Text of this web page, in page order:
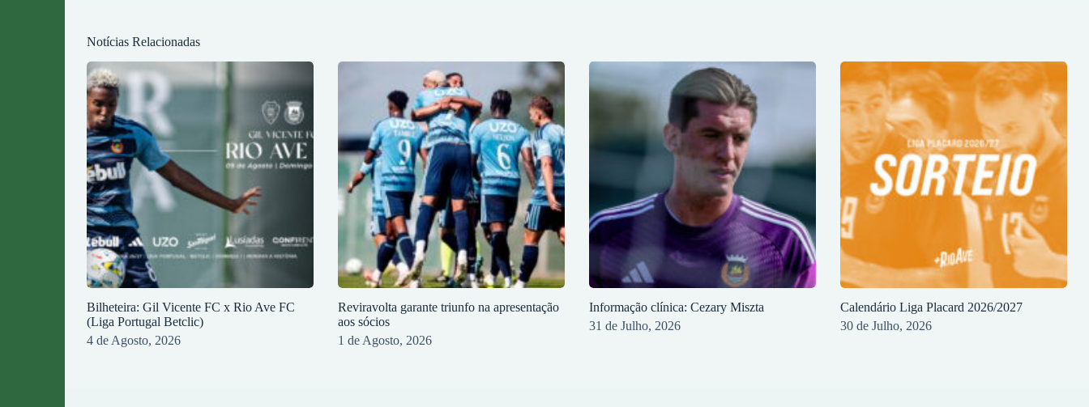
Notícias Relacionadas
Bilheteira: Gil Vicente FC x Rio Ave FC
(Liga Portugal Betclic)
4 de Agosto, 2026
Reviravolta garante triunfo na apresentação
aos sócios
1 de Agosto, 2026
Informação clínica: Cezary Miszta
31 de Julho, 2026
Calendário Liga Placard 2026/2027
30 de Julho, 2026